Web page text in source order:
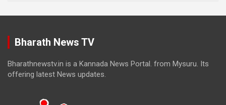
Bharath News TV
Bharathnewstv.in is a Kannada News Portal. from Mysuru. Its
offering latest News updates.